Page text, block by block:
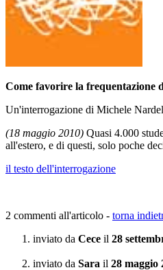
Come favorire la
Un'interrogazione di Michele
(18 maggio 2010) Quasi 4.000
all'estero, e di questi, solo poche
il testo dell'interrogazione
2 commenti all'articolo - torna
inviato da Cece il 28
inviato da Sara il 28 maggio